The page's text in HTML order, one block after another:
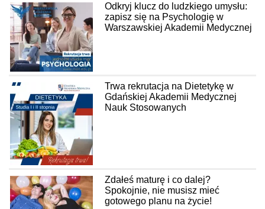
Odkryj klucz do ludzkiego umysłu:
zapisz się na Psychologię w
Warszawskiej Akademii Medycznej
Trwa rekrutacja na Dietetykę w
Gdańskiej Akademii Medycznej
Nauk Stosowanych
Zdałeś maturę i co dalej?
Spokojnie, nie musisz mieć
gotowego planu na życie!